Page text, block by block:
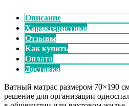
Описание
Характеристики
Отзывы
Как купить
Оплата
Доставка
Ватный матрас размером 70×190
решение для организации